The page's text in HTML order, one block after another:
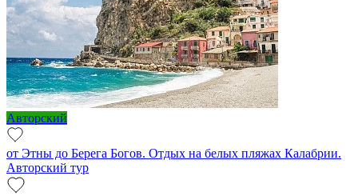
Авторский
от Этны до Берега Богов. Отдых на белых пляжах Калабрии.
Авторский тур